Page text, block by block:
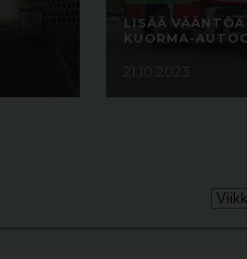
LISÄÄ
KUORMA-
21.10.2023